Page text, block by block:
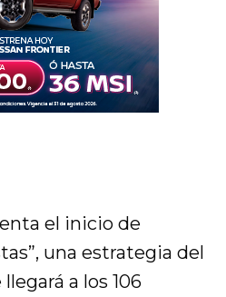
el inicio de
una estrategia del
a los 106